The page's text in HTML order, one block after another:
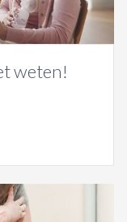
weten!